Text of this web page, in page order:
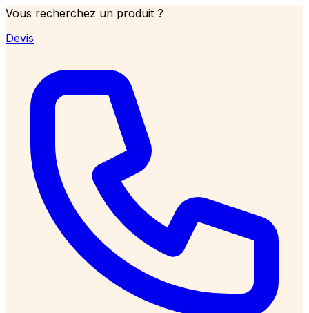
Vous recherchez un produit ?
Devis